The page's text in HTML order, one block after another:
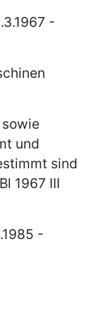
-
und
sind
1967 III
-